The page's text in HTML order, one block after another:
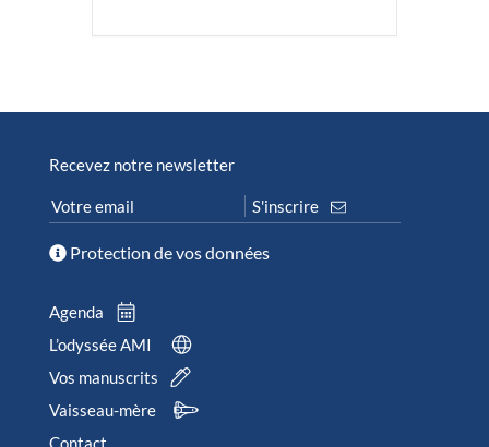
Recevez notre newsletter
Protection de vos données
Agenda
L’odyssée AMI
Vos manuscrits
Vaisseau-mère
Contact